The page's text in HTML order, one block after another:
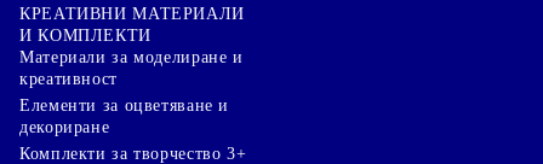
КРЕАТИВНИ МАТЕРИАЛИ
И КОМПЛЕКТИ
Mатериали за моделиране и
креативност
Елементи за оцветяване и
декориране
Комплекти за творчество 3+